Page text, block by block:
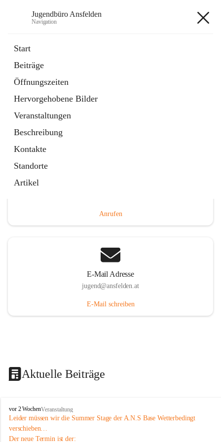
Jugendbüro Ansfelden
Navigation
Start
Beiträge
Öffnungszeiten
Hervorgehobene Bilder
Veranstaltungen
Beschreibung
Kontakte
Standorte
Artikel
Anrufen
E-Mail Adresse
jugend@ansfelden.at
E-Mail schreiben
Aktuelle Beiträge
J
u
g
e
vor 2 WochenVeranstaltung
Leider müssen wir die Summer Stage der A.N.S Base Wetterbedingt
verschieben…
Der neue Termin ist der: